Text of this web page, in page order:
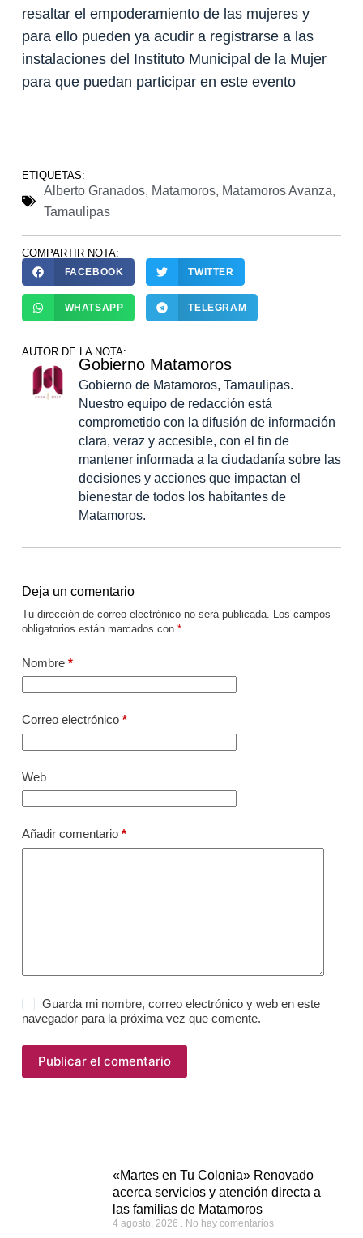
resaltar el empoderamiento de las mujeres y
para ello pueden ya acudir a registrarse a las
instalaciones del Instituto Municipal de la Mujer
para que puedan participar en este evento
ETIQUETAS:
Alberto Granados, Matamoros, Matamoros Avanza,
Tamaulipas
COMPARTIR NOTA:
FACEBOOK TWITTER
WHATSAPP TELEGRAM
AUTOR DE LA NOTA:
Gobierno Matamoros
Gobierno de Matamoros, Tamaulipas.
Nuestro equipo de redacción está
comprometido con la difusión de información
clara, veraz y accesible, con el fin de
mantener informada a la ciudadanía sobre las
decisiones y acciones que impactan el
bienestar de todos los habitantes de
Matamoros.
Deja un comentario
Tu dirección de correo electrónico no será publicada.
Los campos
obligatorios están marcados con *
Nombre*
Correo electrónico*
Web
Añadir comentario*
Guarda mi nombre, correo electrónico y web en este
navegador para la próxima vez que comente.
Publicar el comentario
«Martes en Tu Colonia» Renovado
acerca servicios y atención directa a
las familias de Matamoros
4 agosto, 2026 No hay comentarios